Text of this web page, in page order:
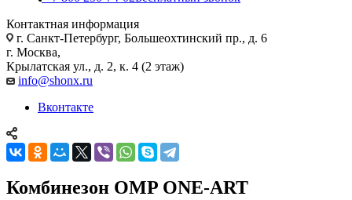
Контактная информация
г. Санкт-Петербург, Большеохтинский пр., д. 6
г. Москва,
Крылатская ул., д. 2, к. 4 (2 этаж)
info@shonx.ru
Вконтакте
Комбинезон OMP ONE-ART